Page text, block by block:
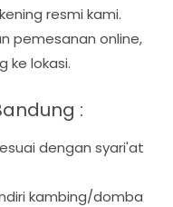
resmi kami.
pemesanan online,
ke lokasi.
:
dengan syari'at
kambing/domba